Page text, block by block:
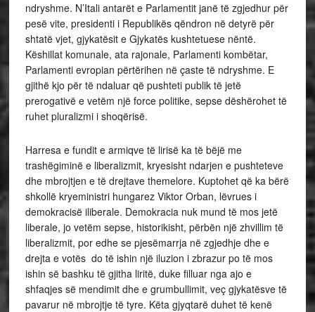
ndryshme. N’Itali antarët e Parlamentit janë të zgjedhur për
pesë vite, presidenti i Republikës qëndron në detyrë për
shtatë vjet, gjykatësit e Gjykatës kushtetuese nëntë.
Këshillat komunale, ata rajonale, Parlamenti kombëtar,
Parlamenti evropian përtërihen në çaste të ndryshme. E
gjithë kjo për të ndaluar që pushteti publik të jetë
prerogativë e vetëm një force politike, sepse dëshërohet të
ruhet pluralizmi i shoqërisë.
Harresa e fundit e armiqve të lirisë ka të bëjë me
trashëgiminë e liberalizmit, kryesisht ndarjen e pushteteve
dhe mbrojtjen e të drejtave themelore. Kuptohet që ka bërë
shkollë kryeministri hungarez Viktor Orban, lëvrues i
demokracisë iliberale. Demokracia nuk mund të mos jetë
liberale, jo vetëm sepse, historikisht, përbën një zhvillim të
liberalizmit, por edhe se pjesëmarrja në zgjedhje dhe e
drejta e votës do të ishin një iluzion i zbrazur po të mos
ishin së bashku të gjitha liritë, duke filluar nga ajo e
shfaqjes së mendimit dhe e grumbullimit, veç gjykatësve të
pavarur në mbrojtje të tyre. Këta gjyqtarë duhet të kenë